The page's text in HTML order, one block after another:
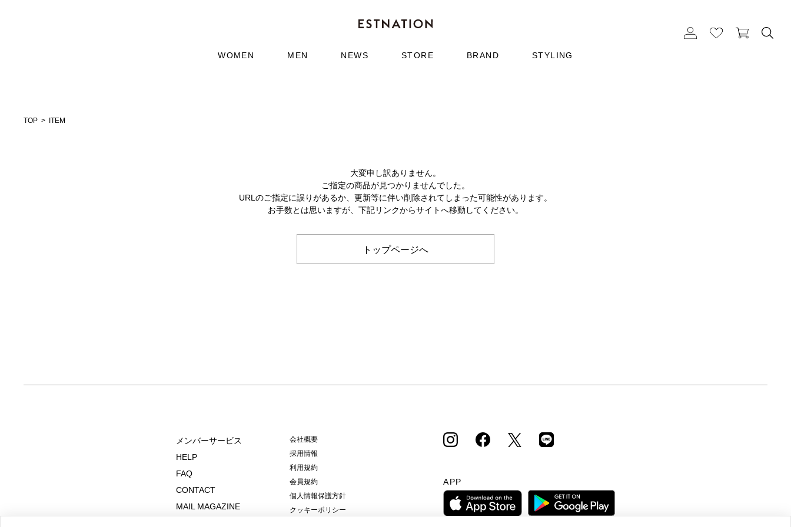
WOMEN MEN NEWS STORE BRAND STYLING
TOP ITEM
大変申し訳ありません。
ご指定の商品が見つかりませんでした。
URLのご指定に誤りがあるか、更新等に伴い削除されてしまった可能性があります。
お手数とは思いますが、下記リンクからサイトへ移動してください。
トップページへ
メンバーサービス
HELP
FAQ
CONTACT
MAIL MAGAZINE
会社概要
採用情報
利用規約
会員規約
個人情報保護方針
クッキーポリシー
APP